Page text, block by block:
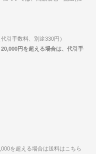
引手数料、別途330円）
円を超える場合は、代引手
を超える場合は送料はこちら